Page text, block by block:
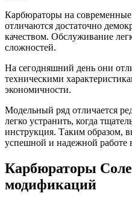
Карбюраторы на
отличаются достаточно
качеством. Обслуживание
сложностей.
На сегодняшний день они
техническими
экономичности.
Модельный ряд отличается
легко устранить, когда
инструкция. Таким образом,
успешной и надежной работе
Карбюраторы
модификаций